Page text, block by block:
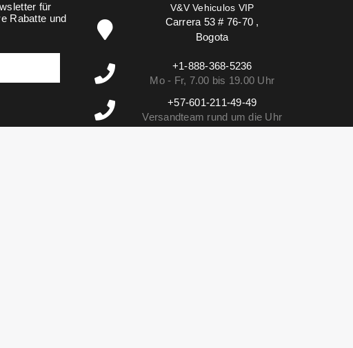
für
Rabatte und
V&V Vehiculos VIP
Carrera 53 # 76-70 ,
Bogota
+1-888-368-5236
Mo - Fr, 7.00 bis 19.00 Uhr
+57-601-211-49-49
Versandteam rund um die Uhr